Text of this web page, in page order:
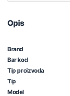
Opis
Brand
Bar kod
Tip proizvoda
Tip
Model